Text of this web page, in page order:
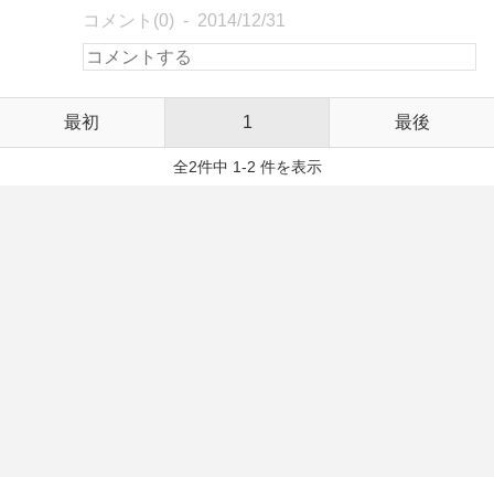
コメント(0) 2014/12/31
最初 1 最後
全2件中 1-2 件を表示